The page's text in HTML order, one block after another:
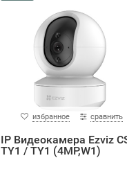
избранное сравнить
IP Видеокамера Ezviz
TY1 / TY1 (4MP,W1)